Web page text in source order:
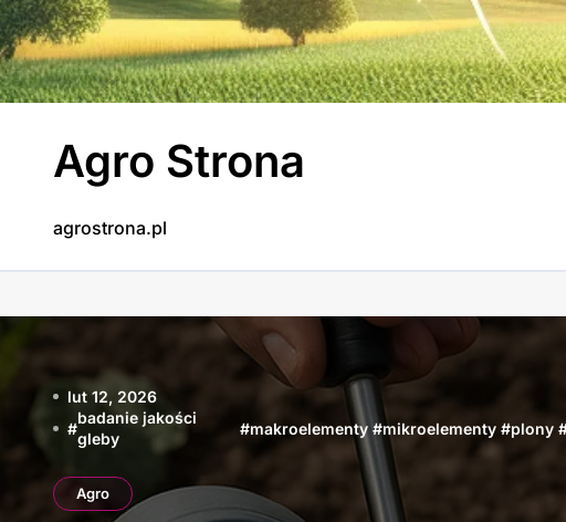
Skip
to
content
Agro Strona
agrostrona.pl
lut 12, 2026
#
badanie jakości
gleby
#makroelementy #mikroelementy #plony
Agro